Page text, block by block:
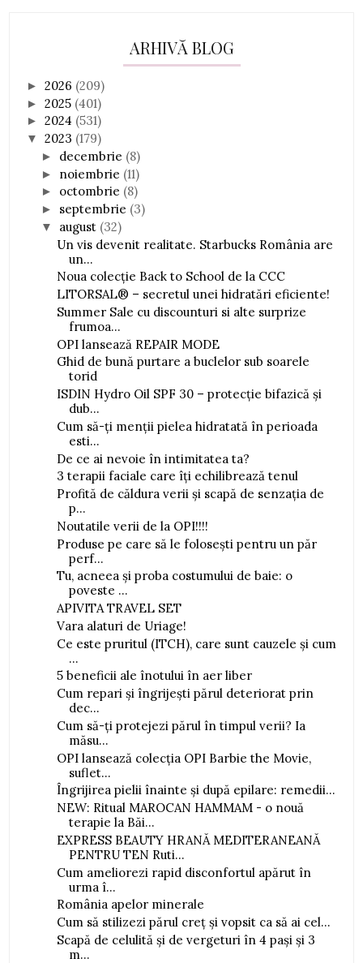
ARHIVĂ BLOG
►2026 (209)
►2025 (401)
►2024 (531)
▼2023 (179)
► decembrie (8)
► noiembrie (11)
► octombrie (8)
► septembrie (3)
▼ august (32)
Un vis devenit realitate. Starbucks România are
un...
Noua colecție Back to School de la CCC
LITORSAL® – secretul unei hidratări eficiente!
Summer Sale cu discounturi si alte surprize
frumoa...
OPI lansează REPAIR MODE
Ghid de bună purtare a buclelor sub soarele
torid
ISDIN Hydro Oil SPF 30 – protecție bifazică și
dub...
Cum să-ți menții pielea hidratată în perioada
esti...
De ce ai nevoie în intimitatea ta?
3 terapii faciale care îți echilibrează tenul
Profită de căldura verii și scapă de senzația de
p...
Noutatile verii de la OPI!!!!
Produse pe care să le folosești pentru un păr
perf...
Tu, acneea și proba costumului de baie: o
poveste ...
APIVITA TRAVEL SET
Vara alaturi de Uriage!
Ce este pruritul (ITCH), care sunt cauzele și cum
...
5 beneficii ale înotului în aer liber
Cum repari și îngrijești părul deteriorat prin
dec...
Cum să-ți protejezi părul în timpul verii? Ia
măsu...
OPI lansează colecția OPI Barbie the Movie,
suflet...
Îngrijirea pielii înainte și după epilare: remedii...
NEW: Ritual MAROCAN HAMMAM - o nouă
terapie la Băi...
EXPRESS BEAUTY HRANĂ MEDITERANEANĂ
PENTRU TEN Ruti...
Cum ameliorezi rapid disconfortul apărut în
urma î...
România apelor minerale
Cum să stilizezi părul creț și vopsit ca să ai cel...
Scapă de celulită și de vergeturi în 4 pași și 3
m...